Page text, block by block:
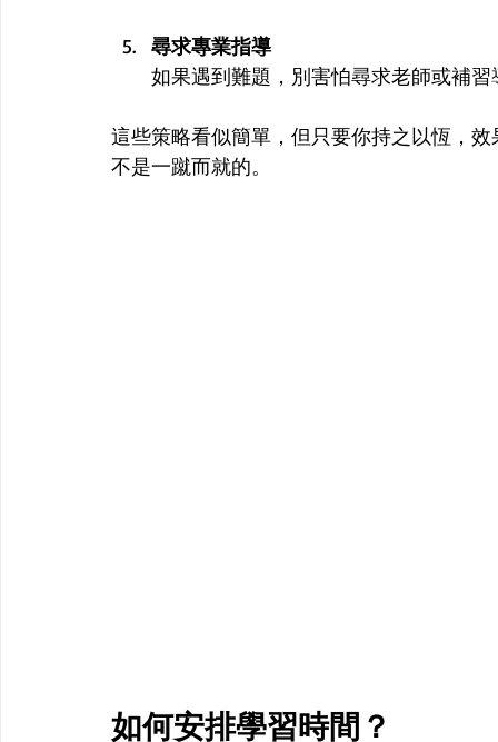
尋求專業指導
如果遇到難題，別害怕尋求老師或補
這些策略看似簡單，但只要你持之以恆，
不是一蹴而就的。
如何安排學習時間？